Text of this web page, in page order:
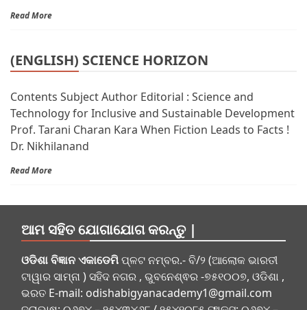
Read More
(ENGLISH) SCIENCE HORIZON
Contents Subject Author Editorial : Science and
Technology for Inclusive and Sustainable Development
Prof. Tarani Charan Kara When Fiction Leads to Facts !
Dr. Nikhilanand
Read More
ଆମ ସହିତ ଯୋଗାଯୋଗ କରନ୍ତୁ |
ଓଡିଶା ବିଜ୍ଞାନ ଏକାଡେମିପ୍ଳଟ ନମ୍ବର.- ବି/୨ (ଆଲୋକ ଭାରତୀ
ଟାୱାର ସାମ୍ନା ) ସହିଦ ନଗର , ଭୁବନେଶ୍ଵର -୭୫୧୦୦୭, ଓଡିଶା ,
ଭରତ E-mail: odishabigyanacademy1@gmail.com